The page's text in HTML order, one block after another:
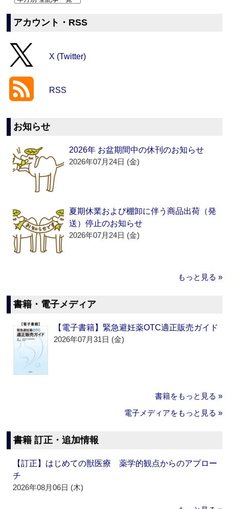
アカウント・RSS
X (Twitter)
RSS
お知らせ
2026年 お盆期間中の休刊のお知らせ
2026年07月24日 (金)
夏期休業および棚卸に伴う商品出荷（発
送）停止のお知らせ
2026年07月24日 (金)
もっと見る »
書籍・電子メディア
【電子書籍】緊急避妊薬OTC適正販売ガイド
2026年07月31日 (金)
書籍をもっと見る »
電子メディアをもっと見る »
書籍 訂正・追加情報
【訂正】はじめての獣医療 薬学的観点からのアプロー
チ
2026年08月06日 (木)